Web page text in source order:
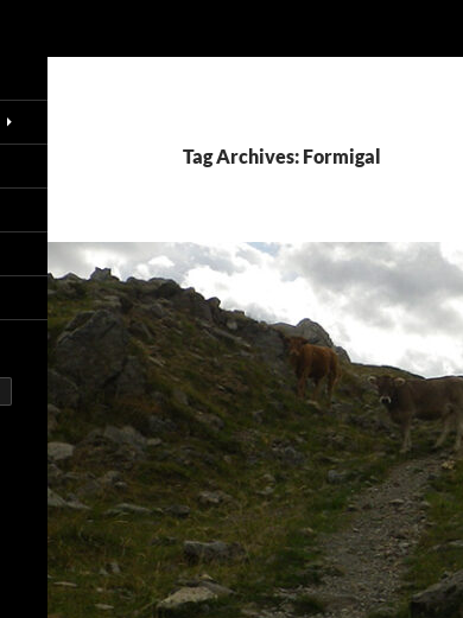
Tag Archives: Formigal